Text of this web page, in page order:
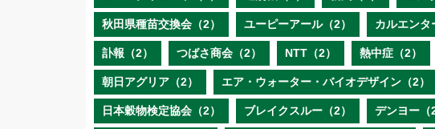
秋田県種苗交換会（2） ユーピーアール（2） カルエンタ
訃報（2） つばさ商会（2） NTT（2） 熱中症（2）
朝日アグリア（2） エア・ウォーター・バイオデザイン（2）
日本穀物検定協会（2） ブレイクスルー（2） デンヨー（2